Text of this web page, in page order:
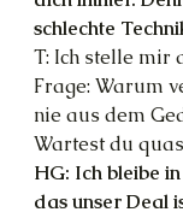
schlechte
T: Ich stelle mir
Frage: Warum
nie aus dem
Wartest du
HG: Ich bleibe
das unser Deal